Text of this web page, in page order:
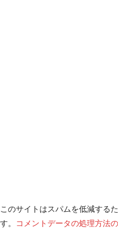
このサイトはスパムを低減する
す。
コメントデータの処理方法